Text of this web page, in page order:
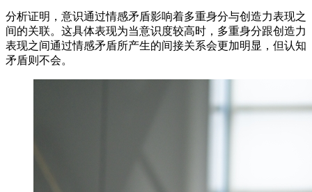
分析证明，意识通过情感矛盾影响着多重身分与创造力表现之
间的关联。这具体表现为当意识度较高时，多重身分跟创造力
表现之间通过情感矛盾所产生的间接关系会更加明显，但认知
矛盾则不会。